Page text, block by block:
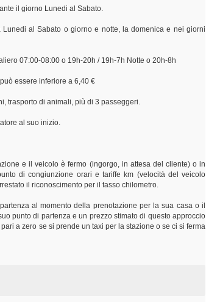
il giorno Lunedi al Sabato.
al Sabato o giorno e notte, la domenica e nei giorni
07:00-08:00 o 19h-20h / 19h-7h Notte o 20h-8h
essere inferiore a 6,40 €
trasporto di animali, più di 3 passeggeri.
al suo inizio.
e il veicolo è fermo (ingorgo, in attesa del cliente) o in
di congiunzione orari e tariffe km (velocità del veicolo
il riconoscimento per il tasso chilometro.
al momento della prenotazione per la sua casa o il
punto di partenza e un prezzo stimato di questo approccio
a zero se si prende un taxi per la stazione o se ci si ferma